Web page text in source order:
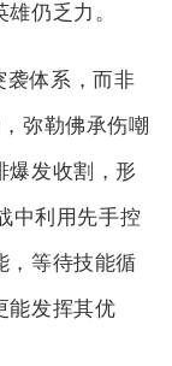
仍乏力。
袭体系，而非
弥勒佛承伤嘲
爆发收割，形
中利用先手控
，等待技能循
能发挥其优